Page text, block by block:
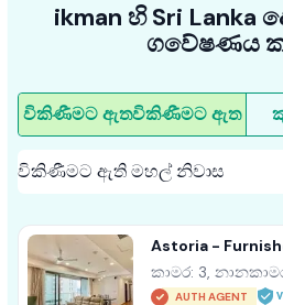
ikman හි Sri Lanka
ගවේෂණය
විකිණීමට ඇතවිකිණීමට ඇත
Astoria -
A44152
කාමර: 3,
AUTH AGENT